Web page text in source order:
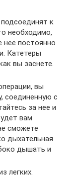
к
необходимо,
нее постоянно
Катетеры
вы заснете.
вы
соединенную с
за нее и
вам
сможете
дыхательная
дышать и
легких.